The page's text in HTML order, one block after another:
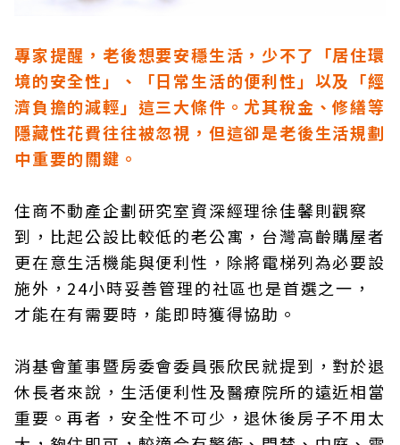
專家提醒，老後想要安穩生活，少不了「居住環
境的安全性」、「日常生活的便利性」以及「經
濟負擔的減輕」這三大條件。尤其稅金、修繕等
隱藏性花費往往被忽視，但這卻是老後生活規劃
中重要的關鍵。
住商不動產企劃研究室資深經理徐佳馨則觀察
到，比起公設比較低的老公寓，台灣高齡購屋者
更在意生活機能與便利性，除將電梯列為必要設
施外，24小時妥善管理的社區也是首選之一，
才能在有需要時，能即時獲得協助。
消基會董事暨房委會委員張欣民就提到，對於退
休長者來說，生活便利性及醫療院所的遠近相當
重要。再者，安全性不可少，退休後房子不用太